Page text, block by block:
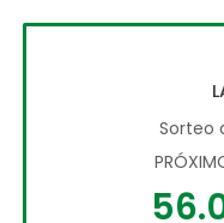
Sorteo